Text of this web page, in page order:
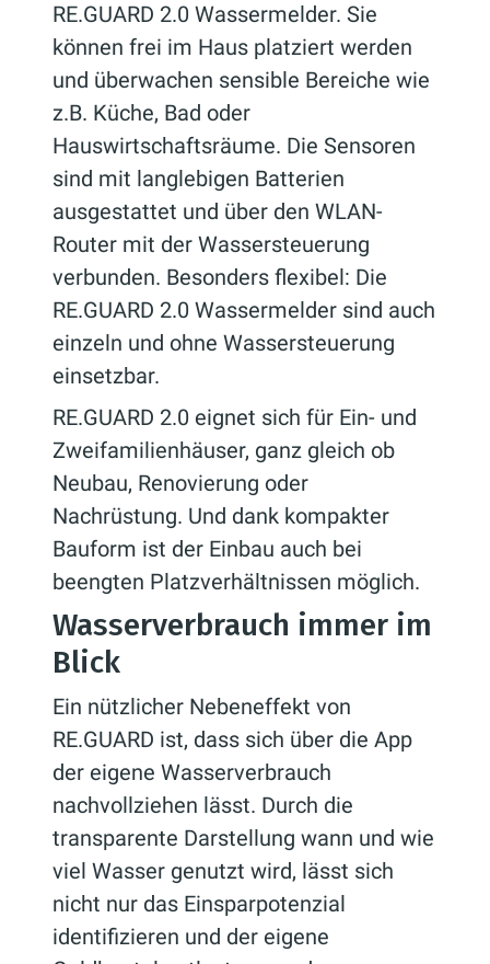
RE.GUARD 2.0 Wassermelder. Sie
können frei im Haus platziert werden
und überwachen sensible Bereiche wie
z.B. Küche, Bad oder
Hauswirtschaftsräume. Die Sensoren
sind mit langlebigen Batterien
ausgestattet und über den WLAN-
Router mit der Wassersteuerung
verbunden. Besonders flexibel: Die
RE.GUARD 2.0 Wassermelder sind auch
einzeln und ohne Wassersteuerung
einsetzbar.
RE.GUARD 2.0 eignet sich für Ein- und
Zweifamilienhäuser, ganz gleich ob
Neubau, Renovierung oder
Nachrüstung. Und dank kompakter
Bauform ist der Einbau auch bei
beengten Platzverhältnissen möglich.
Wasserverbrauch immer im
Blick
Ein nützlicher Nebeneffekt von
RE.GUARD ist, dass sich über die App
der eigene Wasserverbrauch
nachvollziehen lässt. Durch die
transparente Darstellung wann und wie
viel Wasser genutzt wird, lässt sich
nicht nur das Einsparpotenzial
identifizieren und der eigene